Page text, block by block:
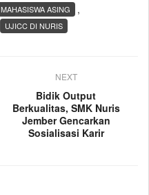
,
MAHASISWA ASING
UJICC DI NURIS
NEXT
Bidik Output
Berkualitas, SMK Nuris
Jember Gencarkan
Sosialisasi Karir